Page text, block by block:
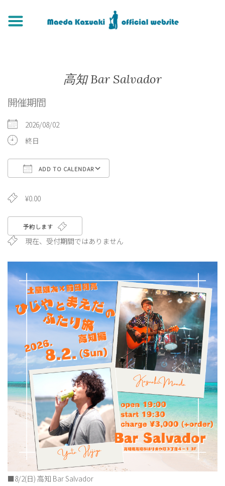
高知 Bar Salvador
開催期間
2026/08/02
終日
ADD TO CALENDAR
¥0.00
予約します
現在、受付期間ではありません
■8/2(日) 高知 Bar Salvador